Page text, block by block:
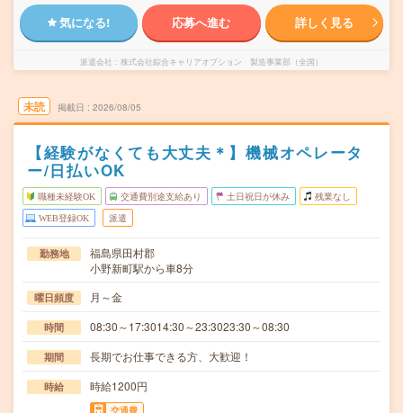
気になる! 応募へ進む 詳しく見る
派遣会社 株式会社綜合キャリアオプション 製造事業部（全国）
未読 掲載日 2026/08/05
【経験がなくても大丈夫＊】機械オペレータ
ー/日払いOK
職種未経験OK 交通費別途支給あり 土日祝日が休み 残業なし
WEB登録OK 派遣
勤務地
福島県田村郡
小野新町駅から車8分
曜日頻度 月～金
時間 08:30～17:3014:30～23:3023:30～08:30
期間 長期でお仕事できる方、大歓迎！
時給 時給1200円
交通費